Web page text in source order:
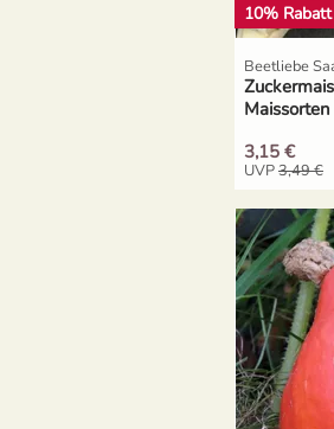
10% Rabatt
Beetliebe
3,15 €
UVP3,49 €